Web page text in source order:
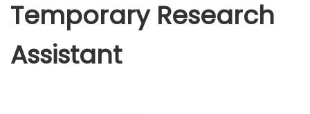
Temporary Research
Assistant